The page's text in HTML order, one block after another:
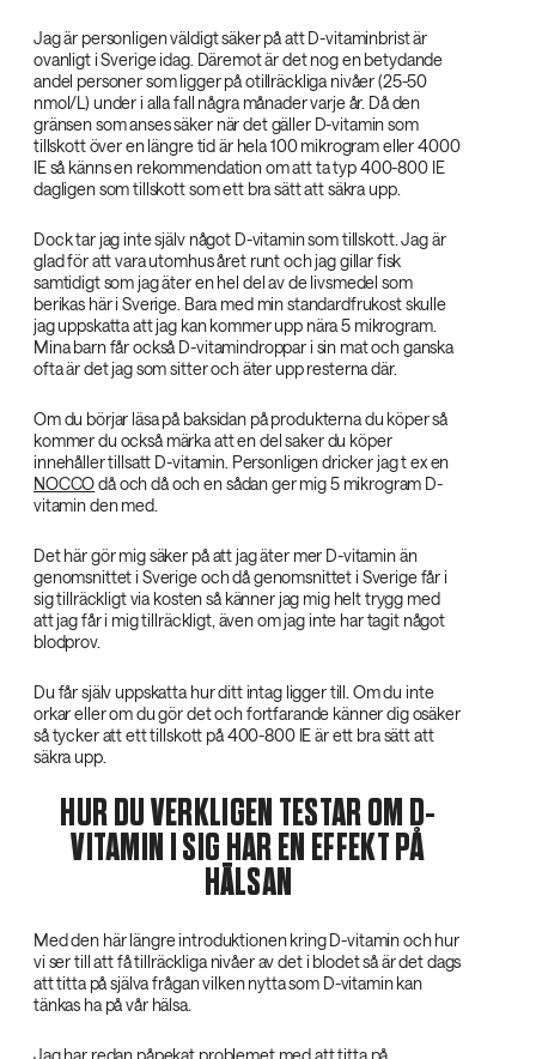
Jag är personligen väldigt säker på att D-vitaminbrist är
ovanligt i Sverige idag. Däremot är det nog en betydande
andel personer som ligger på otillräckliga nivåer (25-50
nmol/L) under i alla fall några månader varje år. Då den
gränsen som anses säker när det gäller D-vitamin som
tillskott över en längre tid är hela 100 mikrogram eller 4000
IE så känns en rekommendation om att ta typ 400-800 IE
dagligen som tillskott som ett bra sätt att säkra upp.
Dock tar jag inte själv något D-vitamin som tillskott. Jag är
glad för att vara utomhus året runt och jag gillar fisk
samtidigt som jag äter en hel del av de livsmedel som
berikas här i Sverige. Bara med min standardfrukost skulle
jag uppskatta att jag kan kommer upp nära 5 mikrogram.
Mina barn får också D-vitamindroppar i sin mat och ganska
ofta är det jag som sitter och äter upp resterna där.
Om du börjar läsa på baksidan på produkterna du köper så
kommer du också märka att en del saker du köper
innehåller tillsatt D-vitamin. Personligen dricker jag t ex en
NOCCOdå och då och en sådan ger mig 5 mikrogram D-
vitamin den med.
Det här gör mig säker på att jag äter mer D-vitamin än
genomsnittet i Sverige och då genomsnittet i Sverige får i
sig tillräckligt via kosten så känner jag mig helt trygg med
att jag får i mig tillräckligt, även om jag inte har tagit något
blodprov.
Du får själv uppskatta hur ditt intag ligger till. Om du inte
orkar eller om du gör det och fortfarande känner dig osäker
så tycker att ett tillskott på 400-800 IE är ett bra sätt att
säkra upp.
HUR DU VERKLIGEN TESTAR OM D-
VITAMIN I SIG HAR EN EFFEKT PÅ
HÄLSAN
Med den här längre introduktionen kring D-vitamin och hur
vi ser till att få tillräckliga nivåer av det i blodet så är det dags
att titta på själva frågan vilken nytta som D-vitamin kan
tänkas ha på vår hälsa.